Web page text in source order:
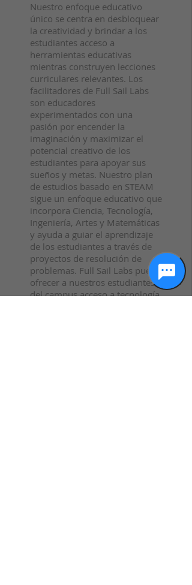
Nuestro enfoque educativo
único se centra en desbloquear
la creatividad y brindar a los
estudiantes acceso a
herramientas educativas
mientras construyen lecciones
curriculares relevantes. Los
facilitadores de Full Sail Labs
son educadores
experimentados con una
pasión por encender la
imaginación y maximizar el
potencial creativo de los
estudiantes para apoyar sus
sueños y metas. Nuestro plan
de estudios basado en STEAM
sigue un enfoque educativo que
incorpora Ciencia, Tecnología,
Ingeniería, Artes y Matemáticas
y ayuda a guiar el aprendizaje
de los estudiantes a través de
proyectos de resolución de
problemas. Full Sail Labs puede
ofrecer a nuestros estudiantes
del campus acceso a tecnología